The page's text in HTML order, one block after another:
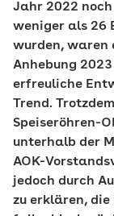
Jahr 2022
weniger als 26
wurden, waren
Anhebung
erfreuliche
Trend.
Speiseröhren-
unterhalb der
AOK-
jedoch durch
zu erklären,